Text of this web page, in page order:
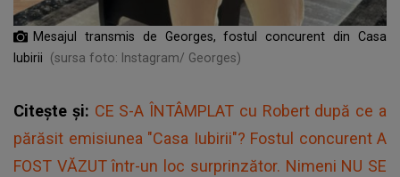
Mesajul transmis de Georges, fostul concurent din Casa
Iubirii
(sursa foto: Instagram/ Georges)
Citește și: CE S-A ÎNTÂMPLAT cu Robert după ce a
părăsit emisiunea "Casa Iubirii"? Fostul concurent A
FOST VĂZUT într-un loc surprinzător. Nimeni NU SE